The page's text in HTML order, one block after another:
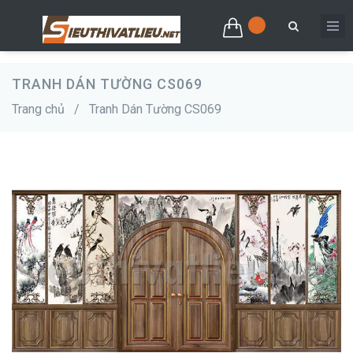
TRANH DÁN TƯỜNG CS069
Trang chủ / Tranh Dán Tường CS069